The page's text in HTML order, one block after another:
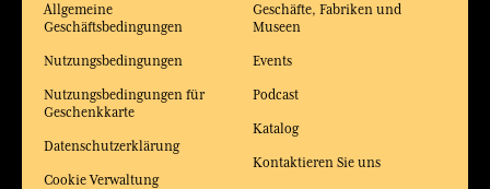
Allgemeine
Geschäftsbedingungen
Nutzungsbedingungen
Nutzungsbedingungen für
Geschenkkarte
Datenschutzerklärung
Cookie Verwaltung
Geschäfte, Fabriken und
Museen
Events
Podcast
Katalog
Kontaktieren Sie uns